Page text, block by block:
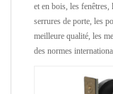
et en bois, les fenêtres,
serrures de porte, les
meilleure qualité, les
des normes